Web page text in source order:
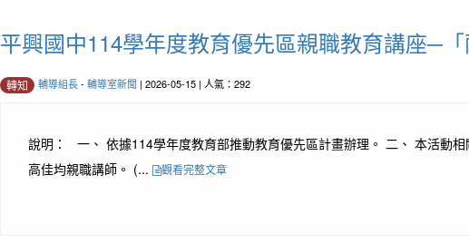
平興國中114學年度教育優先區親職教育講座─
轉知 輔導組長- 輔導室新聞 | 2026-05-15 | 人氣：292
說明： 一、 依據114學年度教育部推動教育優先區計畫辦理。 二、 本活動
高佳均親職講師。 (...
觀看完整文章